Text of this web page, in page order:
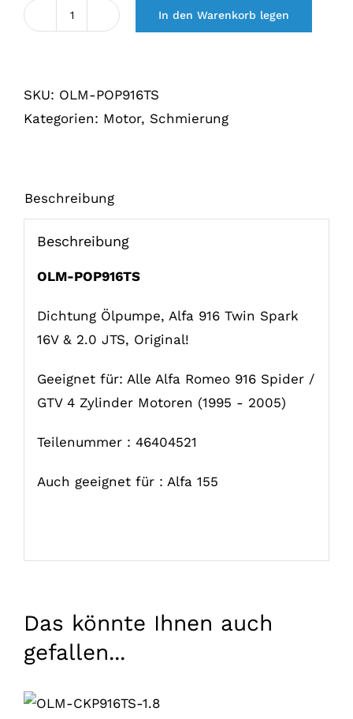
Pakking
916
Twin
Menge
In den Warenkorb legen
SKU: OLM-POP916TS
Kategorien: Motor, Schmierung
Beschreibung
Beschreibung
OLM-POP916TS
Dichtung Ölpumpe, Alfa 916 Twin Spark
16V & 2.0 JTS, Original!
Geeignet für: Alle Alfa Romeo 916 Spider /
GTV 4 Zylinder Motoren (1995 - 2005)
Teilenummer : 46404521
Auch geeignet für : Alfa 155
Das könnte Ihnen auch
gefallen...
WARENKORB